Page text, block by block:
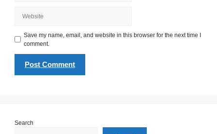
Save my name, email, and website in this browser for the next time I
comment.
Search